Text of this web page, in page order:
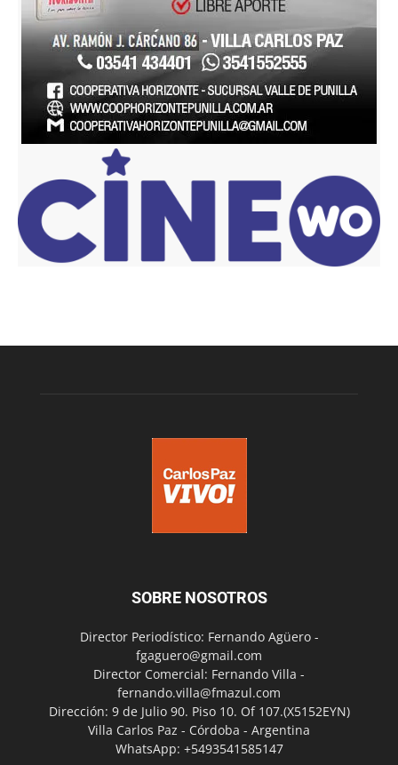
SOBRE NOSOTROS
Director Periodístico: Fernando Agüero -
fgaguero@gmail.com
Director Comercial: Fernando Villa -
fernando.villa@fmazul.com
Dirección: 9 de Julio 90. Piso 10. Of 107.(X5152EYN)
Villa Carlos Paz - Córdoba - Argentina
WhatsApp: +5493541585147